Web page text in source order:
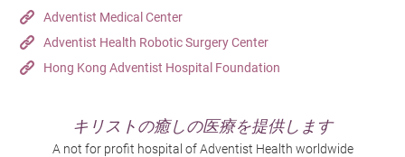
Adventist Medical Center
Adventist Health Robotic Surgery Center
Hong Kong Adventist Hospital Foundation
キリストの癒しの医療を提供します
A not for profit hospital of Adventist Health worldwide